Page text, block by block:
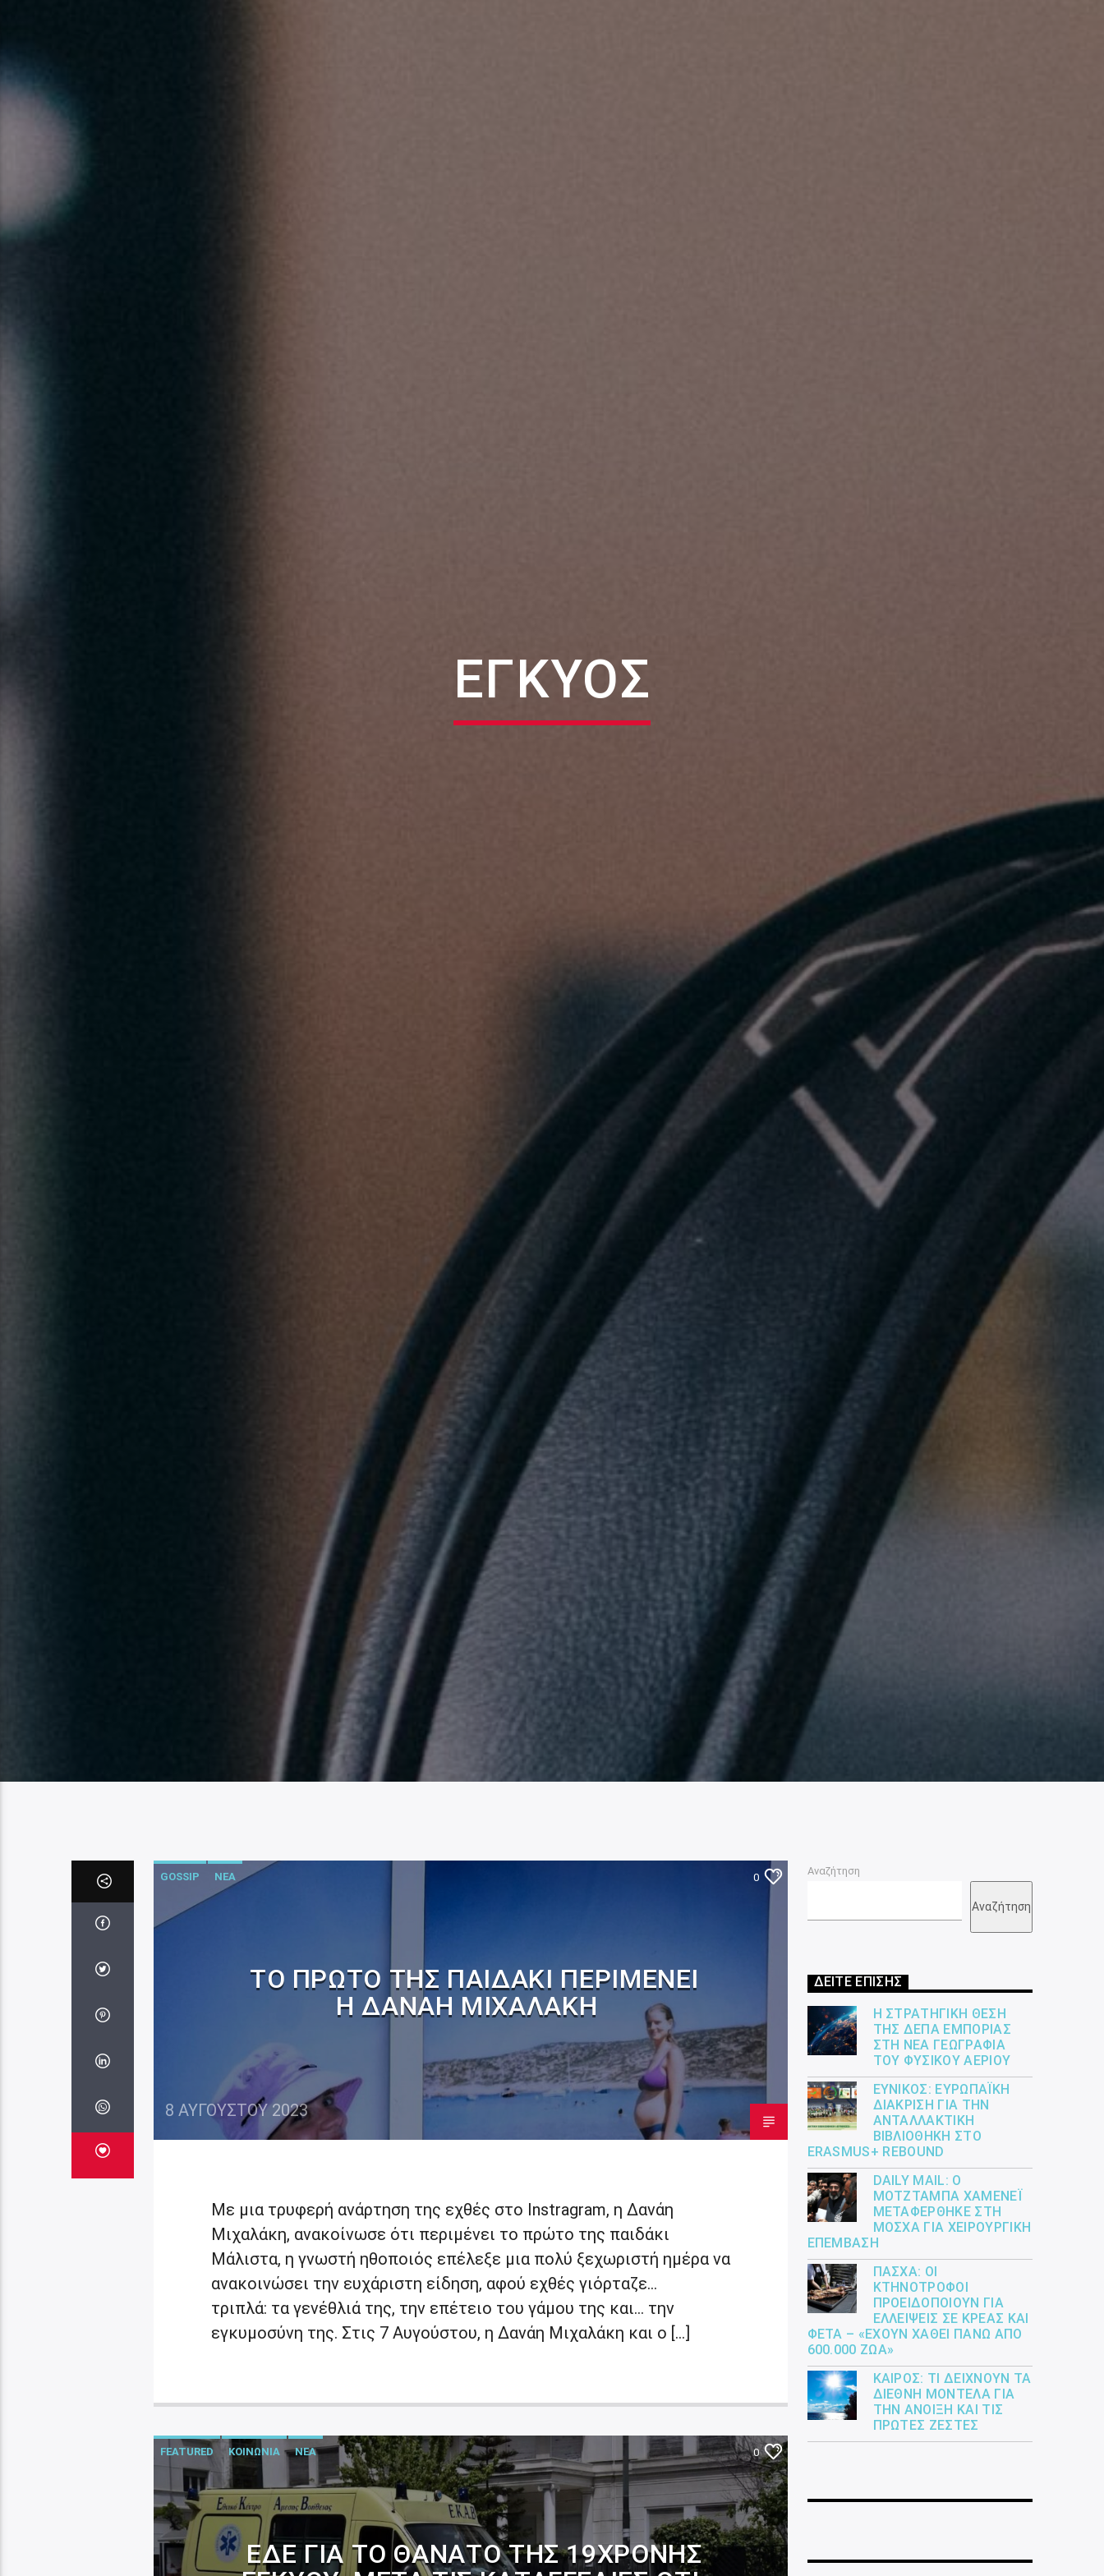
ΕΓΚΥΟΣ
GOSSIP ΝΕΑ 0
ΤΟ ΠΡΏΤΟ ΤΗΣ ΠΑΙΔΆΚΙ ΠΕΡΙΜΈΝΕΙ
Η ΔΑΝΆΗ ΜΙΧΑΛΆΚΗ
8 ΑΥΓΟΎΣΤΟΥ 2023
Με μια τρυφερή ανάρτηση της εχθές στο Instragram, η Δανάη
Μιχαλάκη, ανακοίνωσε ότι περιμένει το πρώτο της παιδάκι
Μάλιστα, η γνωστή ηθοποιός επέλεξε μια πολύ ξεχωριστή ημέρα να
ανακοινώσει την ευχάριστη είδηση, αφού εχθές γιόρταζε…
τριπλά: τα γενέθλιά της, την επέτειο του γάμου της και… την
εγκυμοσύνη της. Στις 7 Αυγούστου, η Δανάη Μιχαλάκη και ο […]
FEATURED ΚΟΙΝΩΝΙΑ ΝΕΑ 0
ΕΔΕ ΓΙΑ ΤΟ ΘΆΝΑΤΟ ΤΗΣ 19ΧΡΟΝΗΣ
Αναζήτηση
Αναζήτηση
ΔΕΙΤΕ ΕΠΙΣΗΣ
Η ΣΤΡΑΤΗΓΙΚΉ ΘΈΣΗ
ΤΗΣ ΔΕΠΑ ΕΜΠΟΡΊΑΣ
ΣΤΗ ΝΈΑ ΓΕΩΓΡΑΦΊΑ
ΤΟΥ ΦΥΣΙΚΟΎ ΑΕΡΊΟΥ
ΕΎΝΙΚΟΣ: ΕΥΡΩΠΑΪΚΉ
ΔΙΆΚΡΙΣΗ ΓΙΑ ΤΗΝ
ΑΝΤΑΛΛΑΚΤΙΚΉ
ΒΙΒΛΙΟΘΉΚΗ ΣΤΟ
ERASMUS+ REBOUND
DAILY MAIL: Ο
ΜΟΤΖΤΆΜΠΑ ΧΑΜΕΝΕΪ́
ΜΕΤΑΦΈΡΘΗΚΕ ΣΤΗ
ΜΌΣΧΑ ΓΙΑ ΧΕΙΡΟΥΡΓΙΚΉ
ΕΠΈΜΒΑΣΗ
ΠΆΣΧΑ: ΟΙ
ΚΤΗΝΟΤΡΌΦΟΙ
ΠΡΟΕΙΔΟΠΟΙΟΎΝ ΓΙΑ
ΕΛΛΕΊΨΕΙΣ ΣΕ ΚΡΈΑΣ ΚΑΙ
ΦΈΤΑ – «ΈΧΟΥΝ ΧΑΘΕΊ ΠΆΝΩ ΑΠΌ
600.000 ΖΏΑ»
ΚΑΙΡΌΣ: ΤΙ ΔΕΊΧΝΟΥΝ ΤΑ
ΔΙΕΘΝΉ ΜΟΝΤΈΛΑ ΓΙΑ
ΤΗΝ ΆΝΟΙΞΗ ΚΑΙ ΤΙΣ
ΠΡΏΤΕΣ ΖΈΣΤΕΣ